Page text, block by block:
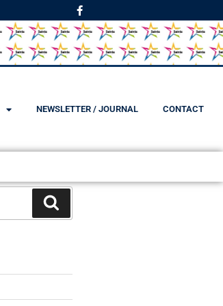
NEWSLETTER / JOURNAL CONTACT